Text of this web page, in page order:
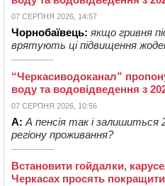
07 СЕРПНЯ 2026, 14:57
Чорнобаївець: якщо гривня
врятують ці підвищення
“Черкасиводоканал”
воду та водовідведення з
07 СЕРПНЯ 2026, 10:56
А: А пенсія так і залишиться
регіону проживання?
Встановити гойдалки,
Черкасах просять